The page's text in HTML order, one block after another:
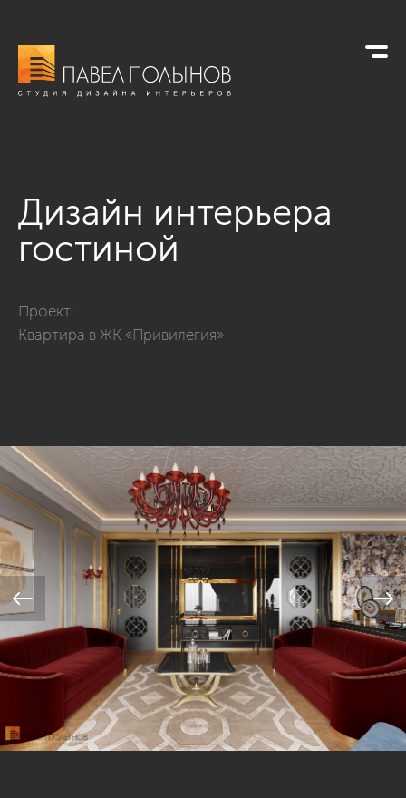
Дизайн интерьера
гостиной
Проект:
Квартира в ЖК «Привилегия»